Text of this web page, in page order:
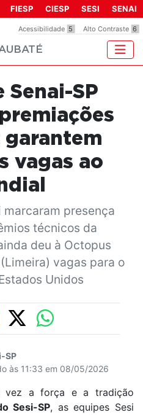
Acessibilidade 5 Alto Contraste 6
FIESP CIESP SESI SENAI
Senai-SP
garantem
vagas ao
marcaram presença
técnicos da
deu à Octopus
vagas para o
Unidos
SP
às 11:33 em 08/05/2026
vez a força e a tradição
Sesi-SP, as equipes Sesi